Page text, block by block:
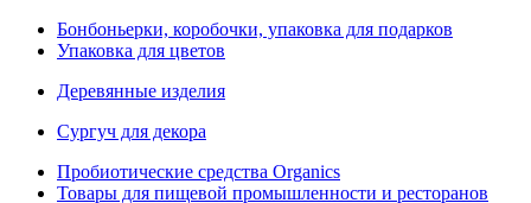
Бонбоньерки, коробочки, упаковка для подарков
Упаковка для цветов
Деревянные изделия
Сургуч для декора
Пробиотические средства Organics
Товары для пищевой промышленности и ресторанов